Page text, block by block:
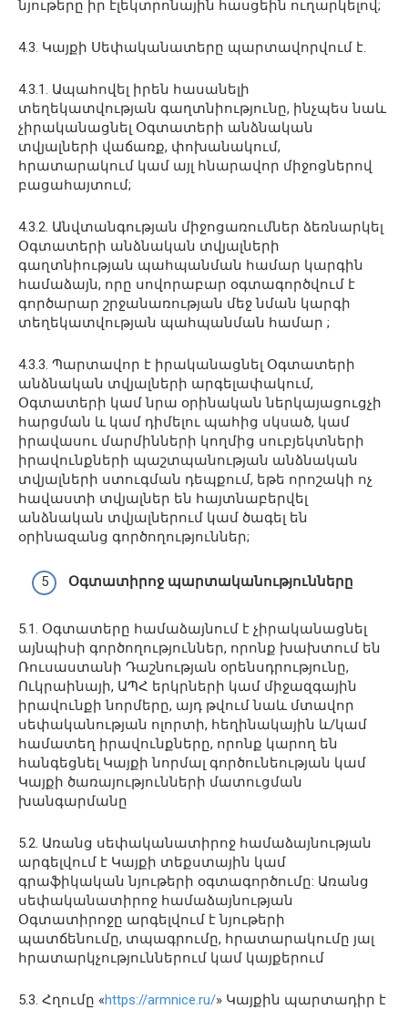
նյութերը իր էլեկտրոնային հասցեին ուղարկելով;
4.3. Կայքի Սեփականատերը պարտավորվում է.
4.3.1. Ապահովել իրեն հասանելի
տեղեկատվության գաղտնիությունը, ինչպես նաև
չիրականացնել Օգտատերի անձնական
տվյալների վաճառք, փոխանակում,
հրատարակում կամ այլ հնարավոր միջոցներով
բացահայտում;
4.3.2. Անվտանգության միջոցառումներ ձեռնարկել
Օգտատերի անձնական տվյալների
գաղտնիության պահպանման համար կարգին
համաձայն, որը սովորաբար օգտագործվում է
գործարար շրջանառության մեջ նման կարգի
տեղեկատվության պահպանման համար ;
4.3.3. Պարտավոր է իրականացնել Օգտատերի
անձնական տվյալների արգելափակում,
Օգտատերի կամ նրա օրինական ներկայացուցչի
հարցման և կամ դիմելու պահից սկսած, կամ
իրավասու մարմինների կողմից սուբյեկտների
իրավունքների պաշտպանության անձնական
տվյալների ստուգման դեպքում, եթե որոշակի ոչ
հավաստի տվյալներ են հայտնաբերվել
անձնական տվյալներում կամ ծագել են
օրինազանց գործողություններ;
Օգտատիրոջ պարտականությունները
5.1. Օգտատերը համաձայնում է չիրականացնել
այնպիսի գործողություններ, որոնք խախտում են
Ռուսաստանի Դաշնության օրենսդրությունը,
Ուկրաինայի, ԱՊՀ երկրների կամ միջազգային
իրավունքի նորմերը, այդ թվում նաև մտավոր
սեփականության ոլորտի, հեղինակային և/կամ
համատեղ իրավունքները, որոնք կարող են
հանգեցնել Կայքի նորմալ գործունեության կամ
Կայքի ծառայությունների մատուցման
խանգարմանը
5.2. Առանց սեփականատիրոջ համաձայնության
արգելվում է Կայքի տեքստային կամ
գրաֆիկական նյութերի օգտագործումը: Առանց
սեփականատիրոջ համաձայնության
Օգտատիրոջը արգելվում է նյութերի
պատճենումը, տպագրումը, հրատարակումը յալ
հրատարկչություններում կամ կայքերում
5.3. Հղումը «https://armnice.ru/» Կայքին պարտադիր է